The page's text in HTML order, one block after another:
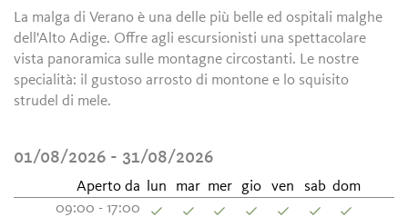
La malga di Verano è una delle più belle ed ospitali malghe
dell'Alto Adige. Offre agli escursionisti una spettacolare
vista panoramica sulle montagne circostanti. Le nostre
specialità: il gustoso arrosto di montone e lo squisito
strudel di mele.
01/08/2026 - 31/08/2026
Aperto da lun mar mer gio ven sab dom
09:00 - 17:00